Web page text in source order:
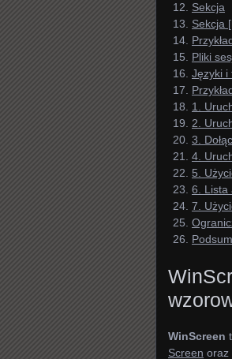
Sekcja
Sekcja
Pliki
Języki i
1.
2.
3.
4.
5.
6. Lista
7.
WinScreen
Screen oraz